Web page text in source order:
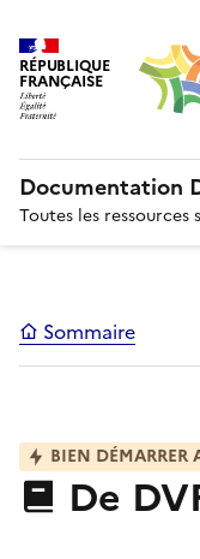
RÉPUBLIQUE
FRANÇAISE
Documentation
Toutes les
Sommaire
BIEN DÉMARRER
De